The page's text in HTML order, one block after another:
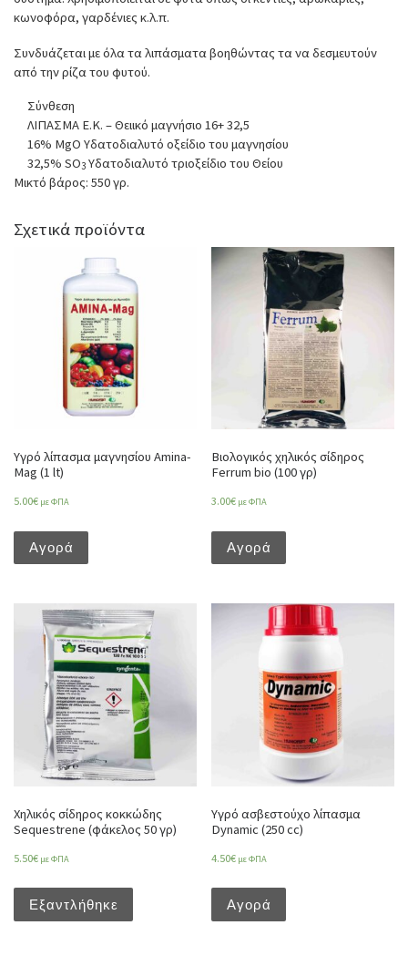
κωνοφόρα, γαρδένιες κ.λ.π.
Συνδυάζεται με όλα τα λιπάσματα βοηθώντας τα να δεσμευτούν
από την ρίζα του φυτού.
Σύνθεση
ΛΙΠΑΣΜΑ Ε.Κ. – Θειικό μαγνήσιο 16+ 32,5
16% MgO Υδατοδιαλυτό οξείδιο του μαγνησίου
32,5% SO3 Υδατοδιαλυτό τριοξείδιο του Θείου
Μικτό βάρος: 550 γρ.
Σχετικά προϊόντα
Υγρό λίπασμα μαγνησίου Amina-
Mag (1 lt)
5.00€ με ΦΠΑ
Αγορά
Βιολογικός χηλικός σίδηρος
Ferrum bio (100 γρ)
3.00€ με ΦΠΑ
Αγορά
Χηλικός σίδηρος κοκκώδης
Sequestrene (φάκελος 50 γρ)
5.50€ με ΦΠΑ
Εξαντλήθηκε
Υγρό ασβεστούχο λίπασμα
Dynamic (250 cc)
4.50€ με ΦΠΑ
Αγορά